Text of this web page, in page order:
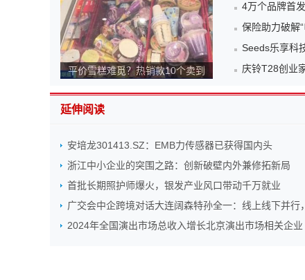
平价雪糕难觅？热销款10个卖到
4万个品牌首
保险助力破解
Seeds乐享科
庆铃T28创业
延伸阅读
安培龙301413.SZ：EMB力传感器已获得国内头
浙江中小企业的突围之路：创新破壁内外兼修拓新局
首批长期照护师爆火，银发产业风口带动千万就业
广交会中企跨境对话大连阔森特孙全一：线上线下并行
2024年全国演出市场总收入增长北京演出市场相关企业